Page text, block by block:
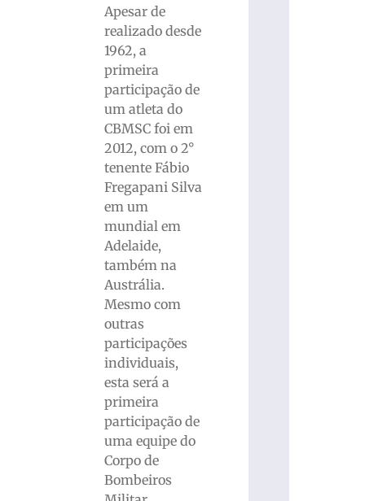
Apesar de
realizado desde
1962, a
primeira
participação de
um atleta do
CBMSC foi em
2012, com o 2°
tenente Fábio
Fregapani Silva
em um
mundial em
Adelaide,
também na
Austrália.
Mesmo com
outras
participações
individuais,
esta será a
primeira
participação de
uma equipe do
Corpo de
Bombeiros